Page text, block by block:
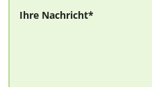
Ihre Nachricht*